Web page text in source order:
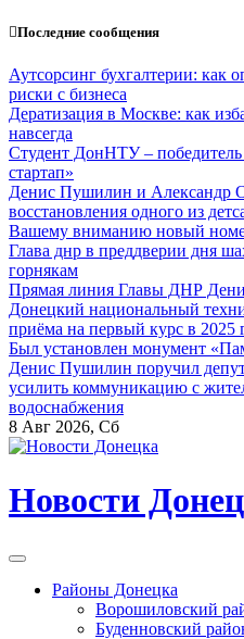
Перейти
содержанию
Последние сообщения
Аутсорсинг бухгалтерии: как
риски с бизнеса
Дератизация в Москве: как
навсегда
Студент ДонНТУ – победитель
стартап»
Денис Пушилин и Александр
восстановления одного из
Вашему вниманию новый
Глава днр в преддверии дня
горнякам
Прямая линия Главы ДНР
Донецкий национальный
приёма на первый курс в 2025
Был установлен монумент
Денис Пушилин поручил
усилить коммуникацию с
водоснабжения
8 Авг 2026, Сб
Новости
Районы Донецка
Ворошиловский
Буденновский